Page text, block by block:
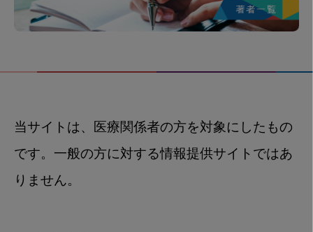
当サイトは、医療関係者の方を対象にしたもの
です。一般の方に対する情報提供サイトではあ
りません。